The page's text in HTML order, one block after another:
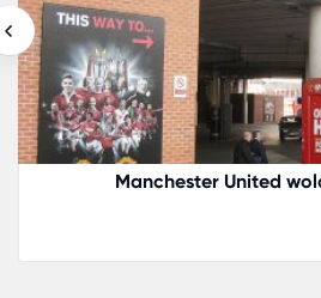
Manchester United